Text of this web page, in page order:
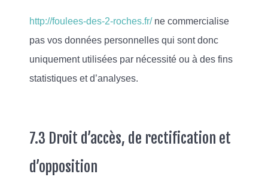
http://foulees-des-2-roches.fr/ne commercialise
pas vos données personnelles qui sont donc
uniquement utilisées par nécessité ou à des fins
statistiques et d’analyses.
7.3 Droit d’accès, de rectification et
d’opposition